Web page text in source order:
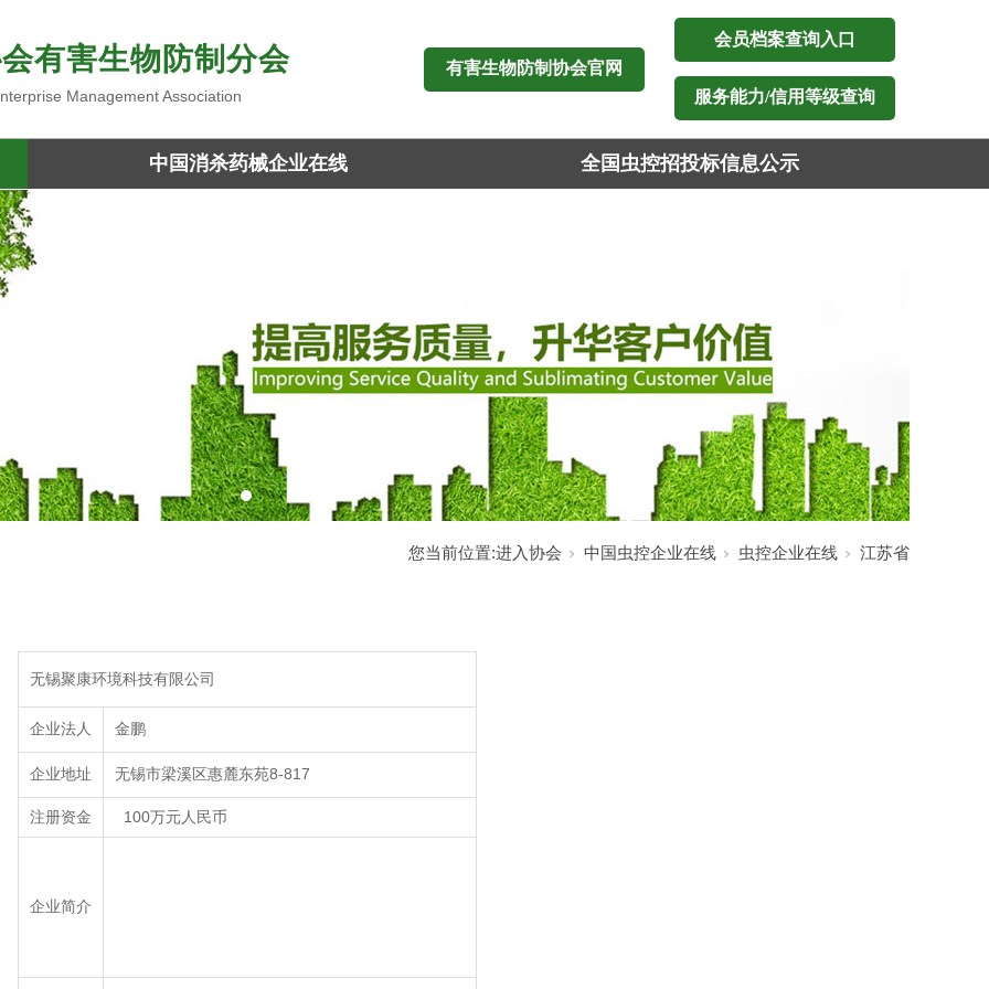
有害生物防制分会 有害生物防制协会官网
Management Association 服务能力/信用等级查询
会员档案查询入口
中国消杀药械企业在线 全国虫控招投标信息公示
您当前位置:进入协会 中国虫控企业在线 虫控企业在线 江苏省
无锡聚康环境科技有限公司
企业法人 金鹏
企业地址 无锡市梁溪区惠麓东苑8-817
注册资金 100万元人民币
企业简介